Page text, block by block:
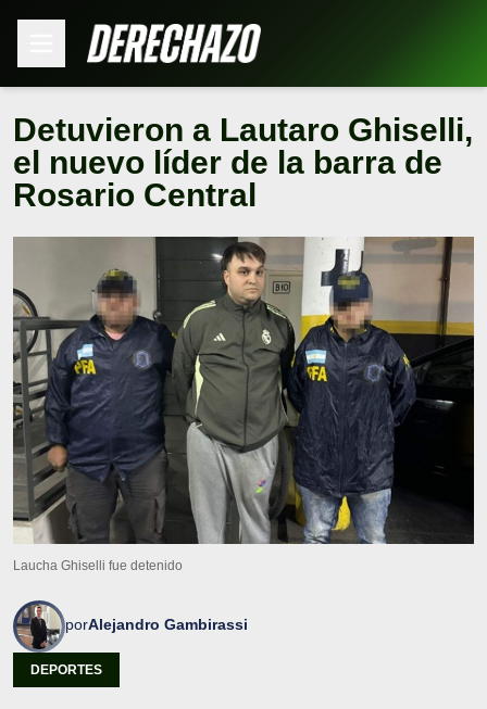
Detuvieron a Lautaro Ghiselli,
el nuevo líder de la barra de
Rosario Central
Laucha Ghiselli fue detenido
porAlejandro Gambirassi
DEPORTES